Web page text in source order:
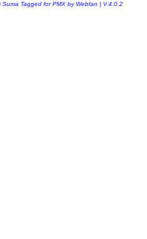
Suma Tagged for PMX by Webfan | V.4.0.2